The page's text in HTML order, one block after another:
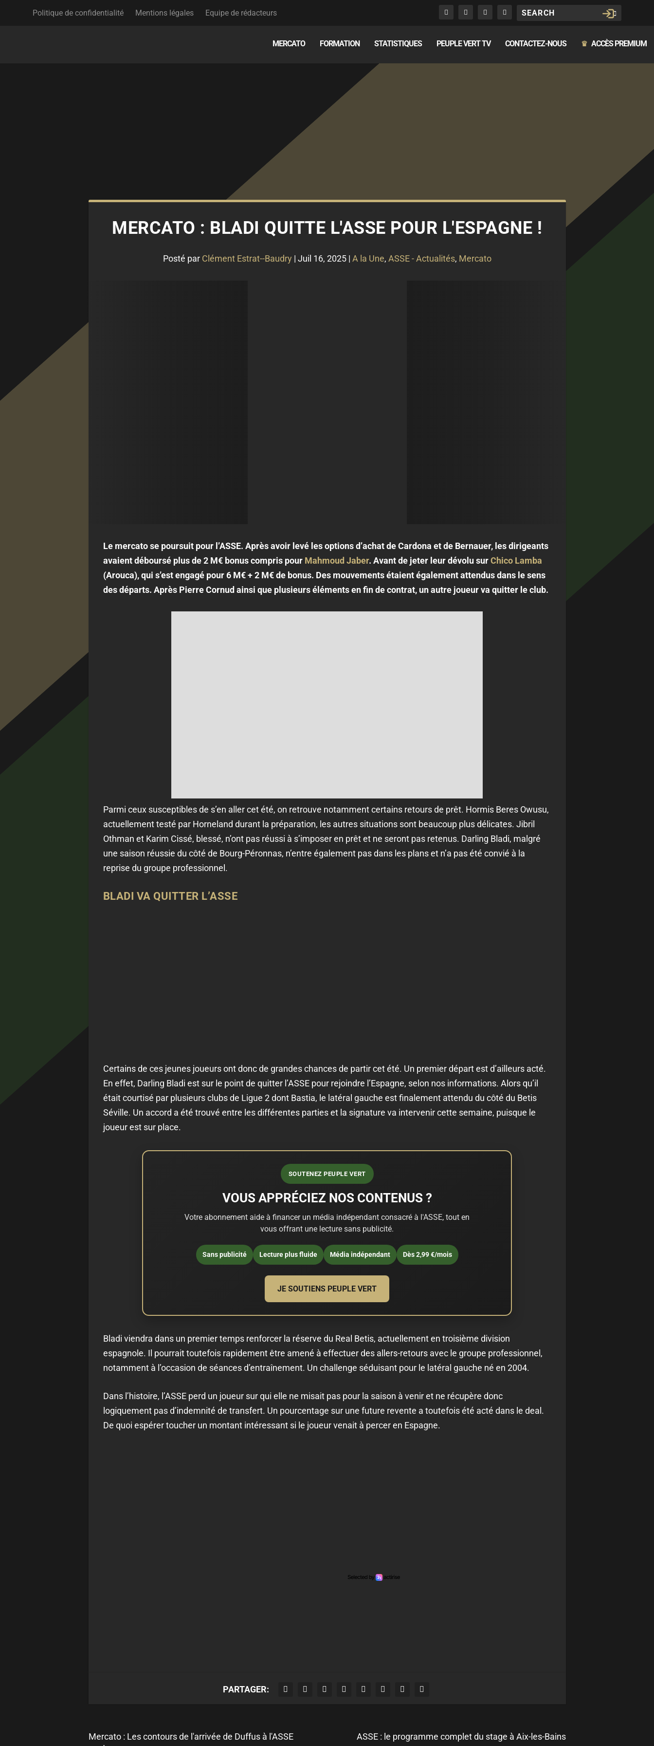
Politique de confidentialité Mentions légales Equipe de rédacteurs
MERCATO FORMATION STATISTIQUES PEUPLE VERT TV CONTACTEZ-NOUS ♛ ACCÈS PREMIUM
MERCATO : BLADI QUITTE L'ASSE POUR L'ESPAGNE !
Posté par Clément Estrat--Baudry | Juil 16, 2025| A la Une, ASSE - Actualités, Mercato
Le mercato se poursuit pour l’ASSE. Après avoir levé les options d’achat de Cardona et de Bernauer, les dirigeants
avaient déboursé plus de 2 M€ bonus compris pour Mahmoud Jaber. Avant de jeter leur dévolu surChico Lamba
(Arouca), qui s’est engagé pour 6 M€ + 2 M€ de bonus. Des mouvements étaient également attendus dans le sens
des départs. Après Pierre Cornud ainsi que plusieurs éléments en fin de contrat, un autre joueur va quitter le club.
Parmi ceux susceptibles de s’en aller cet été, on retrouve notamment certains retours de prêt. Hormis Beres Owusu,
actuellement testé par Horneland durant la préparation, les autres situations sont beaucoup plus délicates. Jibril
Othman et Karim Cissé, blessé, n’ont pas réussi à s’imposer en prêt et ne seront pas retenus. Darling Bladi, malgré
une saison réussie du côté de Bourg-Péronnas, n’entre également pas dans les plans et n’a pas été convié à la
reprise du groupe professionnel.
BLADI VA QUITTER L’ASSE
Certains de ces jeunes joueurs ont donc de grandes chances de partir cet été. Un premier départ est d’ailleurs acté.
En effet, Darling Bladi est sur le point de quitter l’ASSE pour rejoindre l’Espagne, selon nos informations. Alors qu’il
était courtisé par plusieurs clubs de Ligue 2 dont Bastia, le latéral gauche est finalement attendu du côté du Betis
Séville. Un accord a été trouvé entre les différentes parties et la signature va intervenir cette semaine, puisque le
joueur est sur place.
SOUTENEZ PEUPLE VERT
VOUS APPRÉCIEZ NOS CONTENUS ?
Votre abonnement aide à financer un média indépendant consacré à l'ASSE, tout en
vous offrant une lecture sans publicité.
Sans publicité Lecture plus fluide Média indépendant Dès 2,99 €/mois
JE SOUTIENS PEUPLE VERT
Bladi viendra dans un premier temps renforcer la réserve du Real Betis, actuellement en troisième division
espagnole. Il pourrait toutefois rapidement être amené à effectuer des allers-retours avec le groupe professionnel,
notamment à l’occasion de séances d’entraînement. Un challenge séduisant pour le latéral gauche né en 2004.
Dans l’histoire, l’ASSE perd un joueur sur qui elle ne misait pas pour la saison à venir et ne récupère donc
logiquement pas d’indemnité de transfert. Un pourcentage sur une future revente a toutefois été acté dans le deal.
De quoi espérer toucher un montant intéressant si le joueur venait à percer en Espagne.
PARTAGER:
Mercato : Les contours de l'arrivée de Duffus à l'ASSE
ASSE : le programme complet du stage à Aix-les-Bains